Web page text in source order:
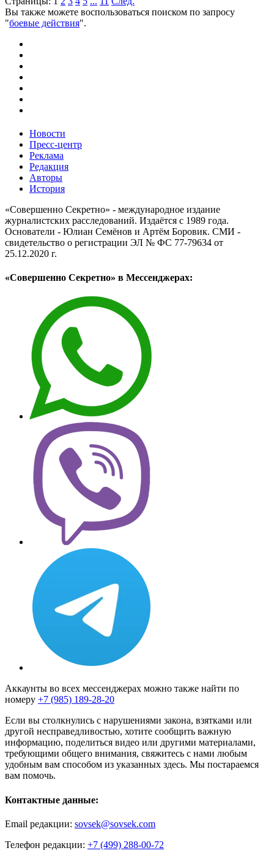
Вы также можете воспользоваться поиском по запросу
"боевые действия".
Новости
Пресс-центр
Реклама
Редакция
Авторы
История
«Совершенно Секретно» - международное издание
журналистских расследований. Издаётся с 1989 года.
Основатели - Юлиан Семёнов и Артём Боровик. CМИ -
свидетельство о регистрации ЭЛ № ФС 77-79634 от
25.12.2020 г.
«Совершенно Секретно» в Мессенджерах:
Аккаунты во всех мессенджерах можно также найти по
номеру +7 (985) 189-28-20
Если вы столкнулись с нарушениями закона, взятками или
другой несправедливостью, хотите сообщить важную
информацию, поделиться видео или другими материалами,
требующими общего внимания, свяжитесь с нами любым
удобным вам способом из указанных здесь. Мы постараемся
вам помочь.
Контактные данные:
Email редакции: sovsek@sovsek.com
Телефон редакции: +7 (499) 288-00-72